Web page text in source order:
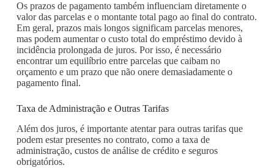
Os prazos de pagamento também influenciam diretamente o
valor das parcelas e o montante total pago ao final do contrato.
Em geral, prazos mais longos significam parcelas menores,
mas podem aumentar o custo total do empréstimo devido à
incidência prolongada de juros. Por isso, é necessário
encontrar um equilíbrio entre parcelas que caibam no
orçamento e um prazo que não onere demasiadamente o
pagamento final.
Taxa de Administração e Outras Tarifas
Além dos juros, é importante atentar para outras tarifas que
podem estar presentes no contrato, como a taxa de
administração, custos de análise de crédito e seguros
obrigatórios.